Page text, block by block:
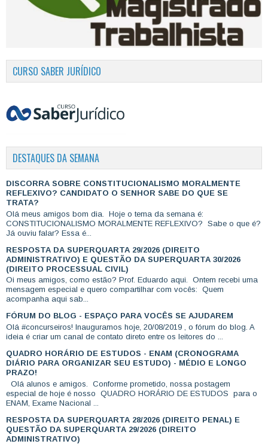
CURSO SABER JURÍDICO
DESTAQUES DA SEMANA
DISCORRA SOBRE CONSTITUCIONALISMO MORALMENTE
REFLEXIVO? CANDIDATO O SENHOR SABE DO QUE SE
TRATA?
Olá meus amigos bom dia. Hoje o tema da semana é:
CONSTITUCIONALISMO MORALMENTE REFLEXIVO? Sabe o que é?
Já ouviu falar? Essa é...
RESPOSTA DA SUPERQUARTA 29/2026 (DIREITO
ADMINISTRATIVO) E QUESTÃO DA SUPERQUARTA 30/2026
(DIREITO PROCESSUAL CIVIL)
Oi meus amigos, como estão? Prof. Eduardo aqui. Ontem recebi uma
mensagem especial e quero compartilhar com vocês: Quem
acompanha aqui sab...
FÓRUM DO BLOG - ESPAÇO PARA VOCÊS SE AJUDAREM
Olá #concurseiros! Inauguramos hoje, 20/08/2019 , o fórum do blog. A
ideia é criar um canal de contato direto entre os leitores do ...
QUADRO HORÁRIO DE ESTUDOS - ENAM (CRONOGRAMA
DIÁRIO PARA ORGANIZAR SEU ESTUDO) - MÉDIO E LONGO
PRAZO!
Olá alunos e amigos. Conforme prometido, nossa postagem
especial de hoje é nosso QUADRO HORÁRIO DE ESTUDOS para o
ENAM, Exame Nacional ...
RESPOSTA DA SUPERQUARTA 28/2026 (DIREITO PENAL) E
QUESTÃO DA SUPERQUARTA 29/2026 (DIREITO
ADMINISTRATIVO)